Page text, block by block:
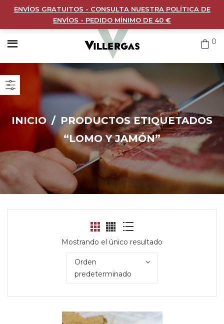
0
INICIO / PRODUCTOS ETIQUETADOS
“LOMO Y JAMÓN”
Mostrando el único resultado
Orden
predeterminado
ENVÍOS GRATUITOS - CONSULTA NUESTRA POLÍTICA DE
ENVÍOS - PEDIDO MÍNIMO DE 40 €